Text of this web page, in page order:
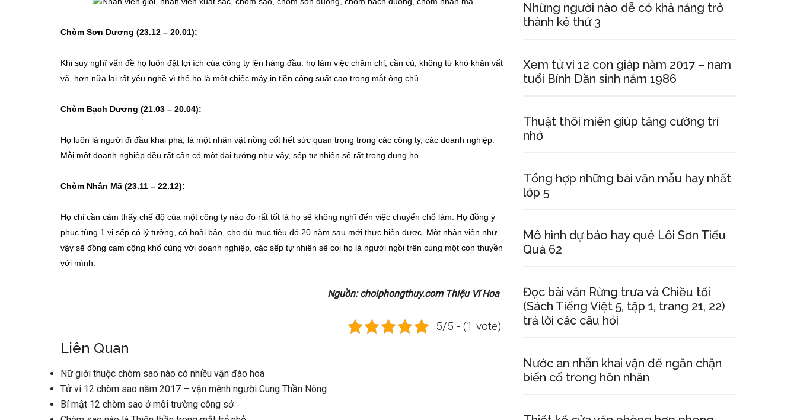
Chòm Sơn Dương (23.12 – 20.01):
Khi suy nghĩ vấn đề họ luôn đặt lợi ích của công ty lên hàng đầu. họ làm việc chăm chỉ, cần cù, không từ khó khăn vất
vã, hơn nữa lại rất yêu nghề vì thế họ là một chiếc máy in tiền công suất cao trong mắt ông chủ.
Chòm Bạch Dương (21.03 – 20.04):
Họ luôn là người đi đầu khai phá, là một nhân vật nồng cốt hết sức quan trọng trong các công ty, các doanh nghiệp.
Mỗi một doanh nghiệp đều rất cần có một đại tướng như vậy, sếp tự nhiên sẽ rất trọng dụng họ.
Chòm Nhân Mã (23.11 – 22.12):
Họ chỉ cần cảm thấy chế độ của một công ty nào đó rất tốt là họ sẽ không nghĩ đến việc chuyển chổ làm. Họ đồng ý
phục tùng 1 vị sếp có lý tưởng, có hoài bảo, cho dù mục tiêu đó 20 năm sau mới thực hiện được. Một nhân viên như
vậy sẽ đồng cam cộng khổ cùng với doanh nghiệp, các sếp tự nhiên sẽ coi họ là người ngồi trên cùng một con thuyền
với mình.
Nguồn: choiphongthuy.com Thiệu Vĩ Hoa
5/5 - (1 vote)
Liên Quan
Nữ giới thuộc chòm sao nào có nhiều vận đào hoa
Tử vi 12 chòm sao năm 2017 – vận mệnh người Cung Thần Nông
Bí mật 12 chòm sao ở môi trường công sở
Những người nào dễ có khả năng trở
thành kẻ thứ 3
Xem tử vi 12 con giáp năm 2017 – nam
tuổi Bính Dần sinh năm 1986
Thuật thôi miên giúp tăng cường trí
nhớ
Tổng hợp những bài văn mẫu hay nhất
lớp 5
Mô hình dự báo hay quẻ Lôi Sơn Tiểu
Quá 62
Đọc bài văn Rừng trưa và Chiều tối
(Sách Tiếng Việt 5, tập 1, trang 21, 22)
trả lời các câu hỏi
Nước an nhẫn khai vận để ngăn chặn
biến cố trong hôn nhân